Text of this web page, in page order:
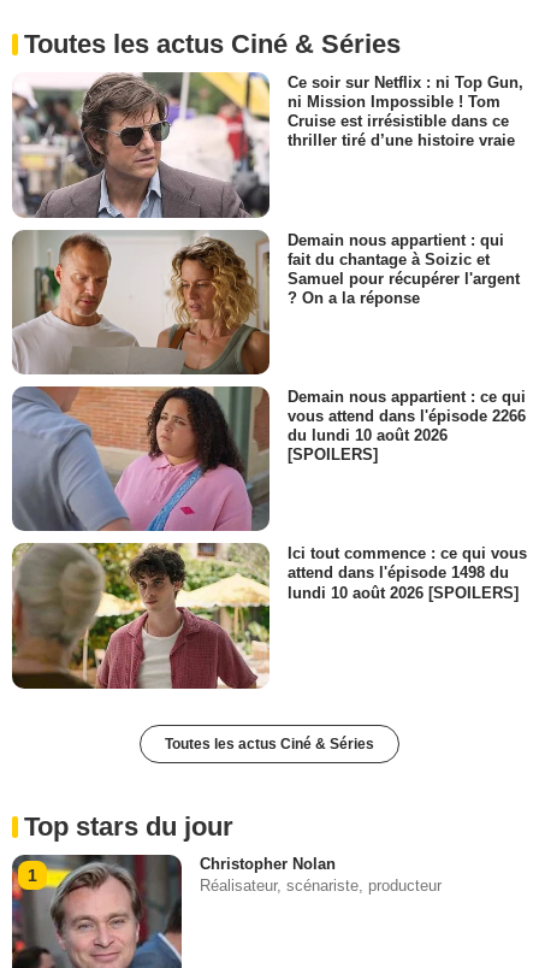
Toutes les actus Ciné & Séries
Ce soir sur Netflix : ni Top Gun,
ni Mission Impossible ! Tom
Cruise est irrésistible dans ce
thriller tiré d’une histoire vraie
Demain nous appartient : qui
fait du chantage à Soizic et
Samuel pour récupérer l'argent
? On a la réponse
Demain nous appartient : ce qui
vous attend dans l'épisode 2266
du lundi 10 août 2026
[SPOILERS]
Ici tout commence : ce qui vous
attend dans l'épisode 1498 du
lundi 10 août 2026 [SPOILERS]
Toutes les actus Ciné & Séries
Top stars du jour
1
Christopher Nolan
Réalisateur, scénariste, producteur